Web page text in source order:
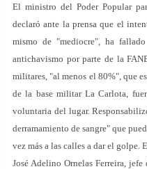
El ministro del Poder Popular
declaró ante la prensa que el
mismo de "mediocre", ha
antichavismo por parte de la
militares, "al menos el 80%", que
de la base militar La Carlota,
voluntaria del lugar.
derramamiento de sangre" que
vez más a las calles a dar el
José Adelino Ornelas Ferreira,